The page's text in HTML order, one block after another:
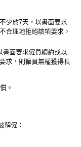
少於7天，以書面要求
合理地拒絕該項要求，
面要求僱員續約或以
求，則僱員無權獲得長
。
解僱：